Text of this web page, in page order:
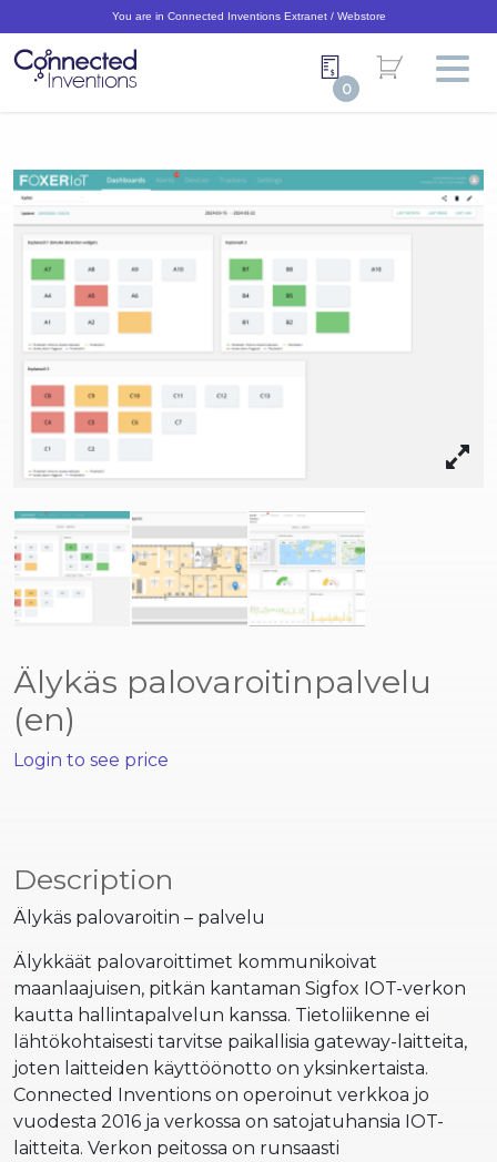
You are in Connected Inventions Extranet / Webstore
0
Älykäs palovaroitinpalvelu
(en)
Login to see price
Description
Älykäs palovaroitin – palvelu
Älykkäät palovaroittimet kommunikoivat
maanlaajuisen, pitkän kantaman Sigfox IOT-verkon
kautta hallintapalvelun kanssa. Tietoliikenne ei
lähtökohtaisesti tarvitse paikallisia gateway-laitteita,
joten laitteiden käyttöönotto on yksinkertaista.
Connected Inventions on operoinut verkkoa jo
vuodesta 2016 ja verkossa on satojatuhansia IOT-
laitteita. Verkon peitossa on runsaasti